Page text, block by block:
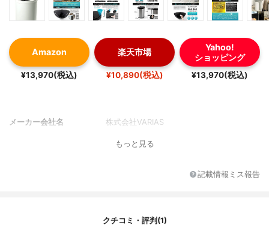
Amazon
¥13,970(税込)
楽天市場
¥10,890(税込)
Yahoo!
ショッピング
¥13,970(税込)
メーカー会社名 株式会社VARIAS
もっと見る
記載情報ミス報告
クチコミ・評判(1)